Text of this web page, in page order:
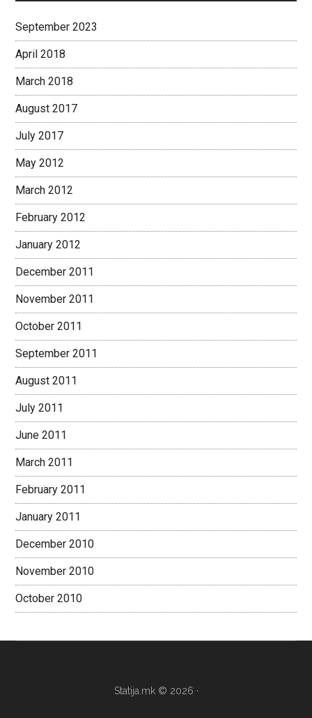
September 2023
April 2018
March 2018
August 2017
July 2017
May 2012
March 2012
February 2012
January 2012
December 2011
November 2011
October 2011
September 2011
August 2011
July 2011
June 2011
March 2011
February 2011
January 2011
December 2010
November 2010
October 2010
Statija.mk © 2026 ·